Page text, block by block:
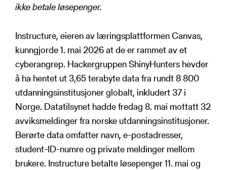
ikke betale løsepenger.
Instructure, eieren av læringsplattformen Canvas,
kunngjorde 1. mai 2026 at de er rammet av et
cyberangrep. Hackergruppen ShinyHunters hevder
å ha hentet ut 3,65 terabyte data fra rundt 8 800
utdanningsinstitusjoner globalt, inkludert 37 i
Norge. Datatilsynet hadde fredag 8. mai mottatt 32
avviksmeldinger fra norske utdanningsinstitusjoner.
Berørte data omfatter navn, e-postadresser,
student-ID-numre og private meldinger mellom
brukere. Instructure betalte løsepenger 11. mai og